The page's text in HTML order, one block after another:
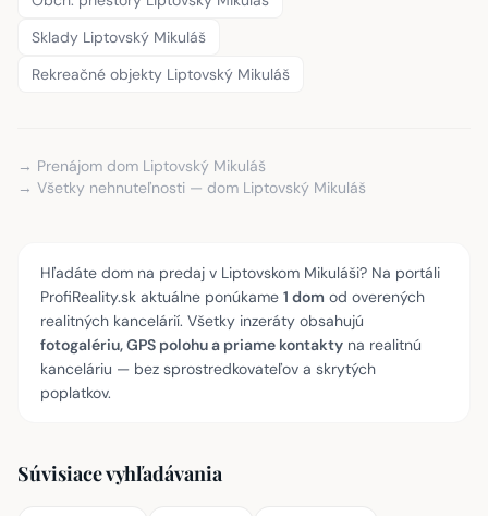
Sklady Liptovský Mikuláš
Rekreačné objekty Liptovský Mikuláš
→ Prenájom dom Liptovský Mikuláš
→ Všetky nehnuteľnosti — dom Liptovský Mikuláš
Hľadáte dom na predaj v Liptovskom Mikuláši? Na portáli
ProfiReality.sk aktuálne ponúkame 1 dom od overených
realitných kancelárií. Všetky inzeráty obsahujú
fotogalériu, GPS polohu a priame kontakty na realitnú
kanceláriu — bez sprostredkovateľov a skrytých
poplatkov.
Súvisiace vyhľadávania